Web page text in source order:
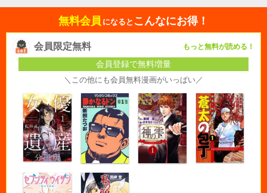
無料会員 になると こんなにお得！
会員限定無料 もっと無料が読める！
会員登録で無料増量
＼この他にも会員無料漫画がいっぱい／